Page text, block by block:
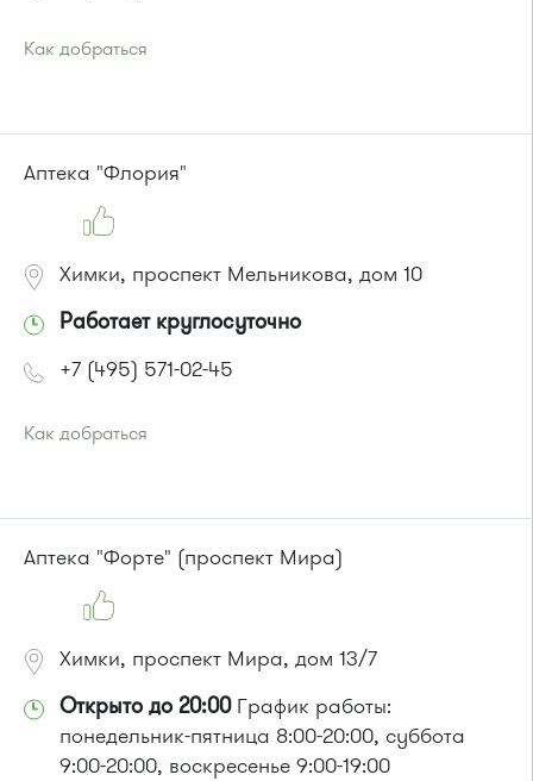
Как добраться
Маршрутка № 164, 416м, 417м, 460м, 479м, 707м
или до остановки"Дежурная аптека"
Автобус № 5, 17, 18, 20, 22.
Маршрутка № 164, 417м, 460м, 479м, 707м
Аптека "Флория"
Химки, проспект Мельникова, дом 10
Работает круглосуточно
+7 (495) 571-02-45
Как добраться
Маршрутка № 431м, 476м
или до остановки"Монумент / ИКЕА":
Автобусы № 30, 43, 350, 400, 400э, 440, 817, 851, 851э,
Аптека "Форте" (проспект Мира)
Химки, проспект Мира, дом 13/7
Открыто до 20:00График работы:
понедельник-пятница 8:00-20:00, суббота
9:00-20:00, воскресенье 9:00-19:00